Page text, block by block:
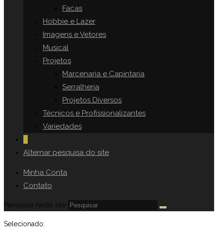
Facas
Hobbie e Lazer
Imagens e Vetores
Musical
Projetos
Marcenaria e Capintaria
Serralheria
Projetos Diversos
Técnicos e Profissionalizantes
Variedades
0
Alternar pesquisa do site
Minha Conta
Contato
Pesquisar neste site
Selecionado: